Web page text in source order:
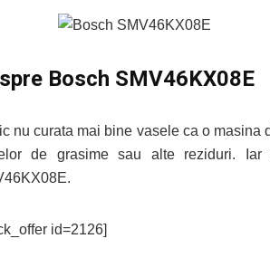
Bosch SMV46KX08E
nu curata mai bine vasele ca o
de grasime sau alte reziduri.
id=2126]